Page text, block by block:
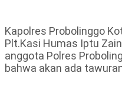
Kapolres Probolinggo
Plt.Kasi Humas Iptu
anggota Polres
bahwa akan ada